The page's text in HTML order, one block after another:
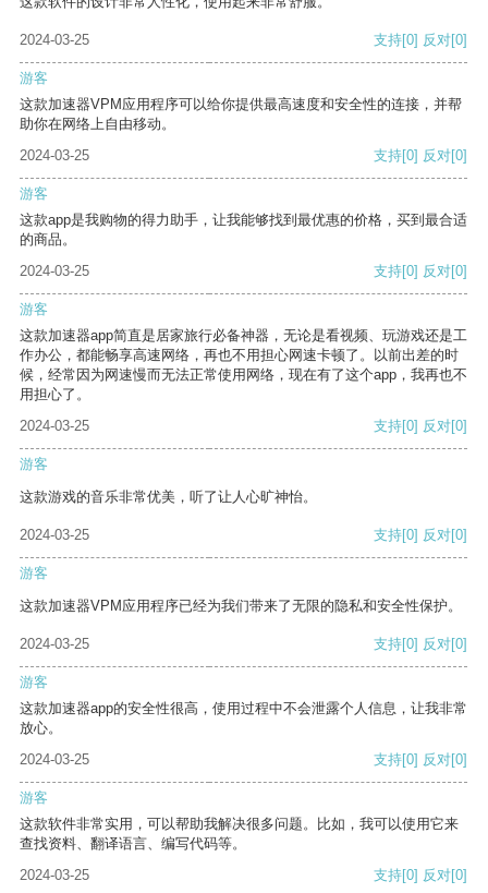
2024-03-25 支持[0] 反对[0]
游客
这款加速器VPM应用程序可以给你提供最高速度和安全性的连接，并帮
助你在网络上自由移动。
2024-03-25
支持[0] 反对[0]
游客
这款app是我购物的得力助手，让我能够找到最优惠的价格，买到最合适
的商品。
2024-03-25
支持[0] 反对[0]
游客
这款加速器app简直是居家旅行必备神器，无论是看视频、玩游戏还是工
作办公，都能畅享高速网络，再也不用担心网速卡顿了。以前出差的时
候，经常因为网速慢而无法正常使用网络，现在有了这个app，我再也不
用担心了。
2024-03-25
支持[0] 反对[0]
游客
这款游戏的音乐非常优美，听了让人心旷神怡。
2024-03-25 支持[0] 反对[0]
游客
这款加速器VPM应用程序已经为我们带来了无限的隐私和安全性保护。
2024-03-25 支持[0] 反对[0]
游客
这款加速器app的安全性很高，使用过程中不会泄露个人信息，让我非常
放心。
2024-03-25
支持[0] 反对[0]
游客
这款软件非常实用，可以帮助我解决很多问题。比如，我可以使用它来
查找资料、翻译语言、编写代码等。
2024-03-25
支持[0] 反对[0]